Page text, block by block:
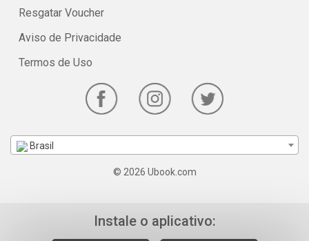
Resgatar Voucher
Aviso de Privacidade
Termos de Uso
Brasil
© 2026 Ubook.com
Instale o aplicativo: